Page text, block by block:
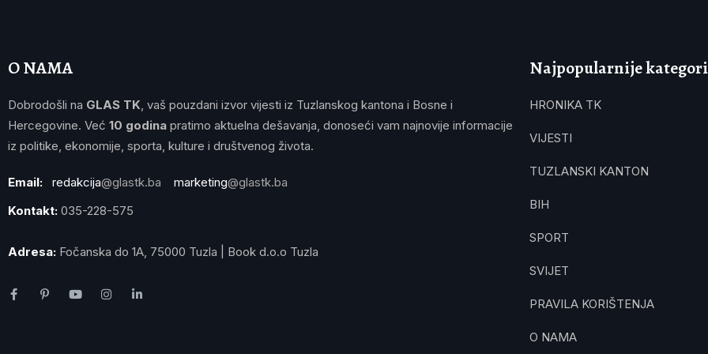
O NAMA
Dobrodošli na GLAS TK, vaš pouzdani izvor vijesti iz Tuzlanskog kantona i Bosne i
Hercegovine. Već 10 godina pratimo aktuelna dešavanja, donoseći vam najnovije informacije
iz politike, ekonomije, sporta, kulture i društvenog života.
Email: redakcija@glastk.ba marketing@glastk.ba
Kontakt: 035-228-575
Adresa: Fočanska do 1A, 75000 Tuzla | Book d.o.o Tuzla
Najpopularnije
HRONIKA TK
VIJESTI
TUZLANSKI KANTON
BIH
SPORT
SVIJET
PRAVILA KORIŠTENJA
O NAMA